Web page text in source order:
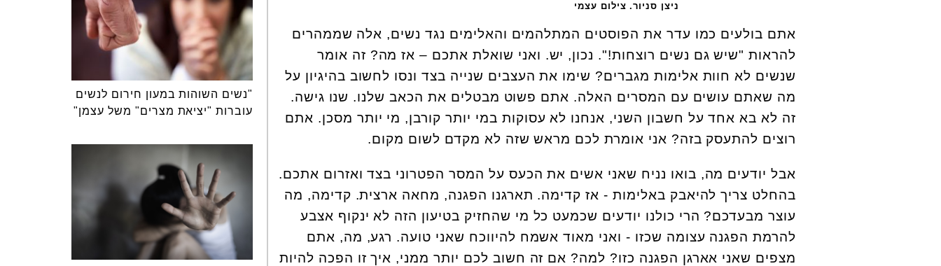
ניצן סניור. צילום עצמי
אתם בולעים כמו עדר את הפוסטים המתלהמים והאלימים נגד נשים, אלה שממהרים
להראות "שיש גם נשים רוצחות!". נכון, יש. ואני שואלת אתכם – אז מה? זה אומר
שנשים לא חוות אלימות מגברים? שימו את העצבים שנייה בצד ונסו לחשוב בהיגיון על
מה שאתם עושים עם המסרים האלה. אתם פשוט מבטלים את הכאב שלנו. שנו גישה.
זה לא בא אחד על חשבון השני, אנחנו לא עסוקות במי יותר קורבן, מי יותר מסכן. אתם
רוצים להתעסק בזה? אני אומרת לכם מראש שזה לא מקדם לשום מקום.
אבל יודעים מה, בואו נניח שאני אשים את הכעס על המסר הפטרוני בצד ואזרום אתכם.
בהחלט צריך להיאבק באלימות - אז קדימה. תארגנו הפגנה, מחאה ארצית. קדימה, מה
עוצר מבעדכם? הרי כולנו יודעים שכמעט כל מי שהחזיק בטיעון הזה לא ינקוף אצבע
להרמת הפגנה עצומה שכזו - ואני מאוד אשמח להיווכח שאני טועה. רגע, מה, אתם
מצפים שאני אארגן הפגנה כזו? למה? אם זה חשוב לכם יותר ממני, איך זו הפכה להיות
"נשים השוהות במעון חירום לנשים
עוברות "יציאת מצרים" משל עצמן"